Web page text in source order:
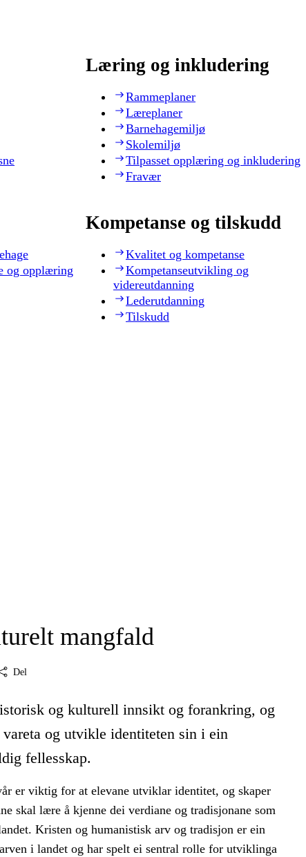
Læring og inkludering
Rammeplaner
Læreplaner
Barnehagemiljø
Skolemiljø
Tilpasset opplæring og inkludering
Fravær
og opplæring
Kompetanse og tilskudd
Kvalitet og kompetanse
Kompetanseutvikling og
videreutdanning
Lederutdanning
Tilskudd
mangfald
Del
og kulturell innsikt og forankring, og
og utvikle identiteten sin i ein
fellesskap.
er viktig for at elevane utviklar identitet, og skaper
skal lære å kjenne dei verdiane og tradisjonane som
Kristen og humanistisk arv og tradisjon er ein
i landet og har spelt ei sentral rolle for utviklinga